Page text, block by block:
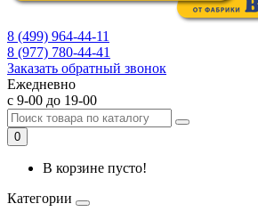
8 (499) 964-44-11
8 (977) 780-44-41
Заказать обратный звонок
Ежедневно
с 9-00 до 19-00
0
В корзине пусто!
Категории